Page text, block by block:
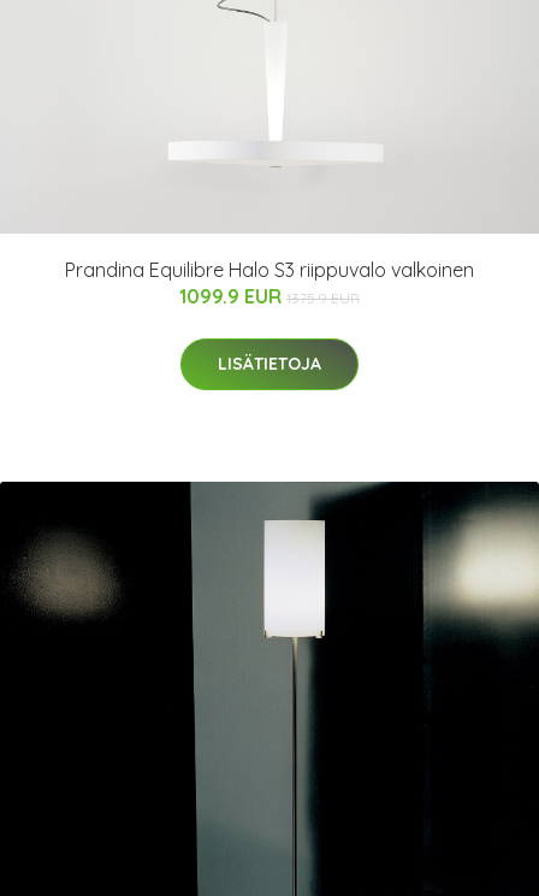
Prandina Equilibre Halo S3 riippuvalo valkoinen
1099.9 EUR 1375.9 EUR
LISÄTIETOJA